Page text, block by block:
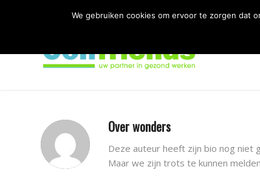
Overwonders
Deze auteur heeft zijn bio nog niet
Maar we zijn trots te kunnen
We gebruiken cookies om ervoor te zorgen dat